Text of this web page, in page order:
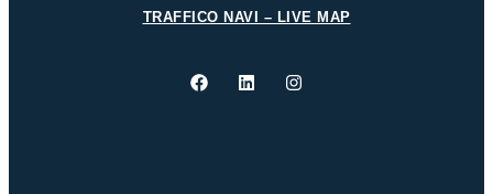
TRAFFICO NAVI – LIVE MAP